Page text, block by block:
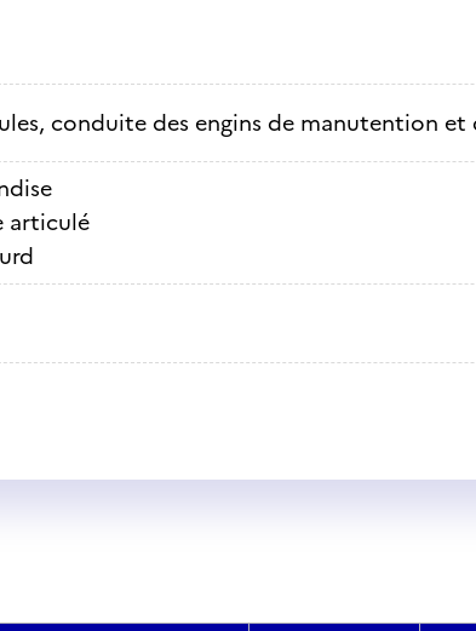
conduite des engins de manutention et
articulé